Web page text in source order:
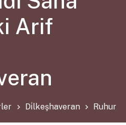
Arif
Di̇lkeşhaveran Ruhum